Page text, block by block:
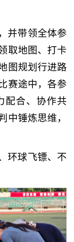
并带领全体参
取地图、打卡
图规划行进路
赛途中，各参
配合、协作共
中锤炼思维，
环球飞镖、不